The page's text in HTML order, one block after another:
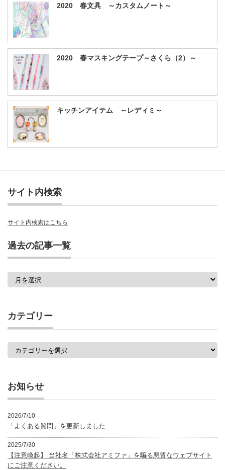
2020 春文具 ～カスタムノート～
2020 春マスキングテープ～さくら（2）～
キッチンアイテム ～レディミ～
サイト内検索
サイト内検索はこちら
過去の記事一覧
一
覧
カテゴリー
お知らせ
2026/7/10
「よくある質問」を更新しました
2025/7/30
【注意喚起】 当社名「株式会社アミファ」を騙る悪質なウェブサイト
にご注意ください。